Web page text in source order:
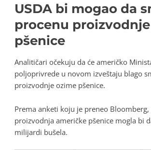
USDA bi mogao da
procenu proizvodnje
pšenice
Analitičari očekuju da će američko
poljoprivrede u novom izveštaju blago
proizvodnje ozime pšenice.
Prema anketi koju je preneo
proizvodnja američke pšenice mogla bi
milijardi bušela.